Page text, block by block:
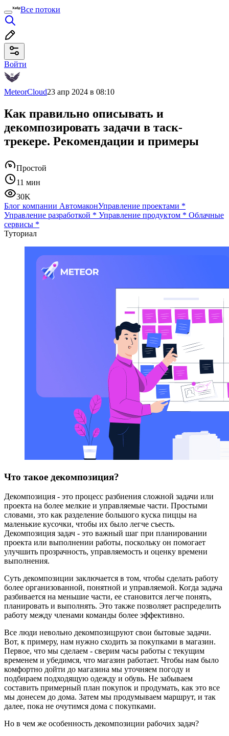
Все потоки
Войти
MeteorCloud23 апр 2024 в 08:10
Как правильно описывать и
декомпозировать задачи в таск-
трекере. Рекомендации и примеры
Простой
11 мин
30K
Блог компании АвтомаконУправление проектами *
Управление разработкой * Управление продуктом * Облачные
сервисы *
Туториал
Что такое декомпозиция?
Декомпозиция - это процесс разбиения сложной задачи или
проекта на более мелкие и управляемые части. Простыми
словами, это как разделение большого куска пиццы на
маленькие кусочки, чтобы их было легче съесть.
Декомпозиция задач - это важный шаг при планировании
проекта или выполнении работы, поскольку он помогает
улучшить прозрачность, управляемость и оценку времени
выполнения.
Суть декомпозиции заключается в том, чтобы сделать работу
более организованной, понятной и управляемой. Когда задача
разбивается на меньшие части, ее становится легче понять,
планировать и выполнять. Это также позволяет распределить
работу между членами команды более эффективно.
Все люди невольно декомпозицруют свои бытовые задачи.
Вот, к примеру, нам нужно сходить за покупками в магазин.
Первое, что мы сделаем - сверим часы работы с текущим
временем и убедимся, что магазин работает. Чтобы нам было
комфортно дойти до магазина мы уточняем погоду и
подбираем подходящую одежду и обувь. Не забываем
составить примерный план покупок и продумать, как это все
мы донесем до дома. Затем мы продумываем маршрут, и так
далее, пока не очутимся дома с покупками.
Но в чем же особенность декомпозиции рабочих задач?